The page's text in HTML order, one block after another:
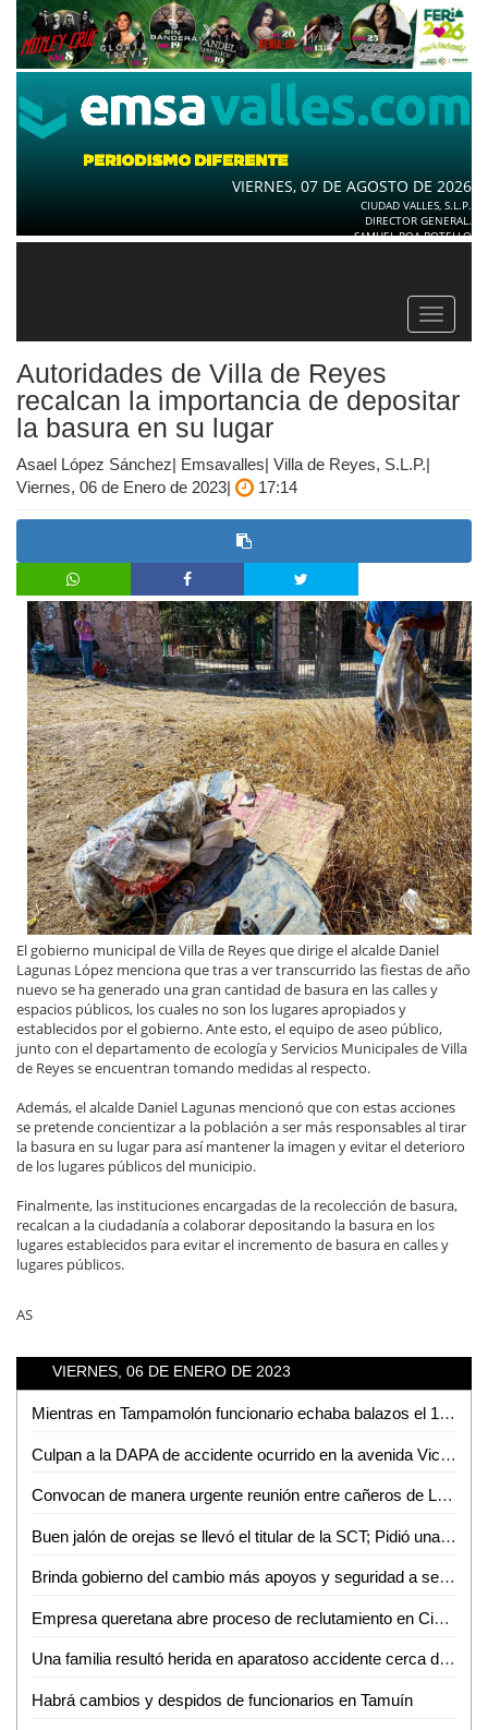
VIERNES, 07 DE AGOSTO DE 2026
CIUDAD VALLES, S.L.P.
DIRECTOR GENERAL.
SAMUEL ROA BOTELLO
Toggle
Autoridades de Villa de Reyes
recalcan la importancia de depositar
la basura en su lugar
Asael López Sánchez| Emsavalles| Villa de Reyes, S.L.P.|
Viernes, 06 de Enero de 2023|
17:14
El gobierno municipal de Villa de Reyes que dirige el alcalde Daniel
Lagunas López menciona que tras a ver transcurrido las fiestas de año
nuevo se ha generado una gran cantidad de basura en las calles y
espacios públicos, los cuales no son los lugares apropiados y
establecidos por el gobierno. Ante esto, el equipo de aseo público,
junto con el departamento de ecología y Servicios Municipales de Villa
de Reyes se encuentran tomando medidas al respecto.
Además, el alcalde Daniel Lagunas mencionó que con estas acciones
se pretende concientizar a la población a ser más responsables al tirar
la basura en su lugar para así mantener la imagen y evitar el deterioro
de los lugares públicos del municipio.
Finalmente, las instituciones encargadas de la recolección de basura,
recalcan a la ciudadanía a colaborar depositando la basura en los
lugares establecidos para evitar el incremento de basura en calles y
lugares públicos.
AS
VIERNES, 06 DE ENERO DE 2023
Mientras en Tampamolón funcionario echaba balazos el 1 de enero; en Zaragoza se registró balacera
Culpan a la DAPA de accidente ocurrido en la avenida Vicente C. Salazar
Convocan de manera urgente reunión entre cañeros de La Hincada y Gobierno del Estado
Buen jalón de orejas se llevó el titular de la SCT; Pidió una disculpa pública a la entonces magistrada del STJE
Brinda gobierno del cambio más apoyos y seguridad a sector cañero de la huasteca
Empresa queretana abre proceso de reclutamiento en Ciudad Valles
Una familia resultó herida en aparatoso accidente cerca de Miravalles
Habrá cambios y despidos de funcionarios en Tamuín